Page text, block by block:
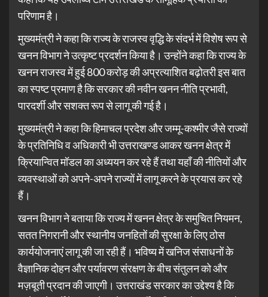
परिणाम है।
मुख्यमंत्री ने कहा कि राज्य के राजस्व वृद्धि के संदर्भ में विशेष रूप से
खनन विभाग ने उत्कृष्ट प्रदर्शन किया है। उन्होंने कहा कि राज्य के
खनन राजस्व में हुई 800 करोड़ की अप्रत्याशित बढ़ोतरी इस बात
का स्पष्ट प्रमाण है कि सरकार की नवीन खनन नीति प्रभावी,
पारदर्शी और सशक्त रूप से लागू की गई है।
मुख्यमंत्री ने कहा कि हिमाचल प्रदेश और जम्मू-कश्मीर जैसे राज्यों
के प्रतिनिधि व अधिकारी भी उत्तराखण्ड आकर खनन क्षेत्र में
क्रियान्वित मॉडल का अध्ययन कर रहे हैं तथा यहाँ की नीतियों और
व्यवस्थाओं को अपने-अपने राज्यों में लागू करने के प्रयास कर रहे
हैं।
खनन विभाग ने बताया कि राज्य में खनन क्षेत्र के समुचित नियमन,
सतत निगरानी और स्थानीय जनहितों की सुरक्षा के लिए ठोस
कार्ययोजनाएं लागू की जा रही हैं। भविष्य में खनिज संसाधनों के
वैज्ञानिक दोहन और पर्यावरण संरक्षण के बीच संतुलन को और
मज़बूती प्रदान की जाएगी। उत्तराखंड सरकार का उद्देश्य है कि